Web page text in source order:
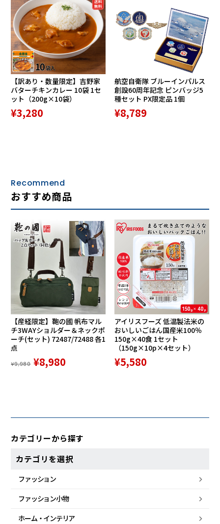
カテゴリーから探す
カテゴリを選択
ファッション
ファッション小物
ホーム・ インテリア
【訳あり・数量限定】吉野家
バターチキンカレー 10袋 1セ
ット（200g×10袋）
¥3,280
航空自衛隊 ブルーインパルス
創設60周年記念 ピンバッジ5
種セット PX限定品 1個
¥8,789
Recommend
おすすめ商品
【産経限定】鞄の國 帆布マル
チ3WAYショルダー＆ネックポ
ーチ(セット) 72487/72488 各1
点
¥9,980 ¥8,980
アイリスフーズ 低温製法米の
おいしいごはん国産米100％
150g×40食 1セット
（150g×10p×4セット）
¥5,580